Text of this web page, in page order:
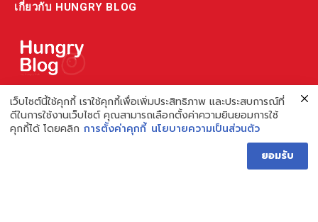
เกี่ยวกับ HUNGRY BLOG
แหล่งรวมข้อมูล ข่าวสาร เกี่ยวกับร้านอาหารและเรื่องกิน ไม่ว่าจะเป็น
รีวิว ชี้เป้า รวมถึงความรู้ต่างๆ ที่เราอยากแชร์!
ไม่พอ เรายังมีความรู้เกี่ยวกับการทำร้านอาหาร เพื่อผู้ประกอบการ ที่
เว็บไซต์นี้ใช้คุกกี้ เราใช้คุกกี้เพื่อเพิ่มประสิทธิภาพ และประสบการณ์ที่
ดีในการใช้งานเว็บไซต์ คุณสามารถเลือกตั้งค่าความยินยอมการใช้
คุกกี้ได้ โดยคลิก การตั้งค่าคุกกี้ นโยบายความเป็นส่วนตัว
ยอมรับ